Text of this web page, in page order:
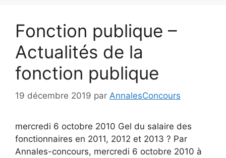
Fonction publique –
Actualités de la
fonction publique
19 décembre 2019 par AnnalesConcours
mercredi 6 octobre 2010 Gel du salaire des
fonctionnaires en 2011, 2012 et 2013 ? Par
Annales-concours, mercredi 6 octobre 2010 à